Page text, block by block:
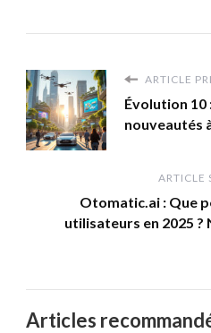
ARTICLE
Évolution 10
nouveautés
ARTICLE
Otomatic.ai : Que
utilisateurs en 2025 ?
Articles